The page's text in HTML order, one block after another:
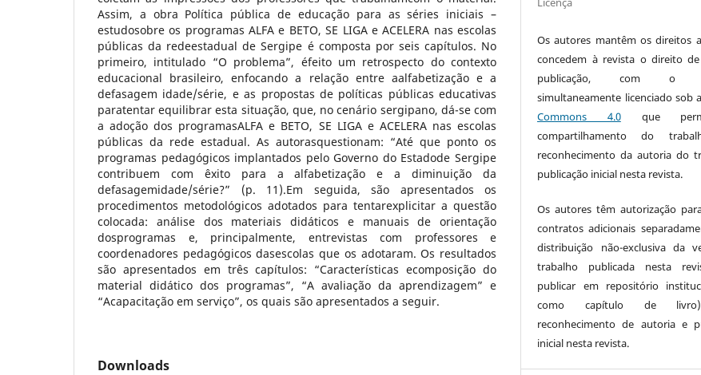
Assim, a obra Política pública de educação para as séries iniciais –
estudosobre os programas ALFA e BETO, SE LIGA e ACELERA nas escolas
públicas da redeestadual de Sergipe é composta por seis capítulos. No
primeiro, intitulado “O problema”, éfeito um retrospecto do contexto
educacional brasileiro, enfocando a relação entre aalfabetização e a
defasagem idade/série, e as propostas de políticas públicas educativas
paratentar equilibrar esta situação, que, no cenário sergipano, dá-se com
a adoção dos programasALFA e BETO, SE LIGA e ACELERA nas escolas
públicas da rede estadual. As autorasquestionam: “Até que ponto os
programas pedagógicos implantados pelo Governo do Estadode Sergipe
contribuem com êxito para a alfabetização e a diminuição da
defasagemidade/série?” (p. 11).Em seguida, são apresentados os
procedimentos metodológicos adotados para tentarexplicitar a questão
colocada: análise dos materiais didáticos e manuais de orientação
dosprogramas e, principalmente, entrevistas com professores e
coordenadores pedagógicos dasescolas que os adotaram. Os resultados
são apresentados em três capítulos: “Características ecomposição do
material didático dos programas”, “A avaliação da aprendizagem” e
“Acapacitação em serviço”, os quais são apresentados a seguir.
Downloads
Os autores mantêm os direitos
concedem à revista o direito
publicação, com o
simultaneamente licenciado sob a
Commons 4.0que
compartilhamento do
reconhecimento da autoria do
publicação inicial nesta revista.
Os autores têm autorização
contratos adicionais
distribuição não-exclusiva da
trabalho publicada nesta
publicar em repositório
como capítulo de
reconhecimento de autoria e
inicial nesta revista.